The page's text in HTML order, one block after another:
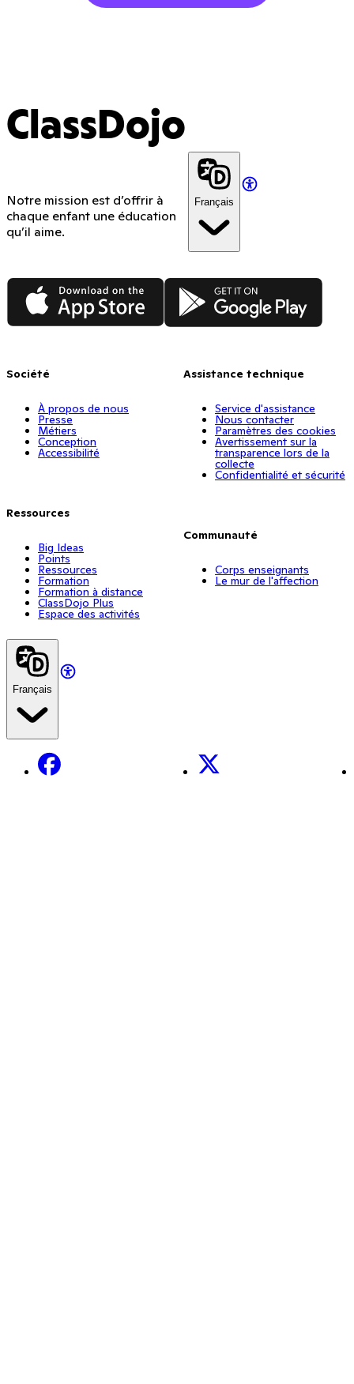
ClassDojo
Notre mission est d’offrir à
chaque enfant une éducation
qu’il aime.
Français
App Store Google Play
Société
À propos de nous
Presse
Métiers
Conception
Accessibilité
Ressources
Big Ideas
Points
Ressources
Formation
Formation à distance
ClassDojo Plus
Espace des activités
Assistance technique
Service d'assistance
Nous contacter
Paramètres des cookies
Avertissement sur la
transparence lors de la
collecte
Confidentialité et sécurité
Communauté
Corps enseignants
Le mur de l'affection
Français
Facebook X